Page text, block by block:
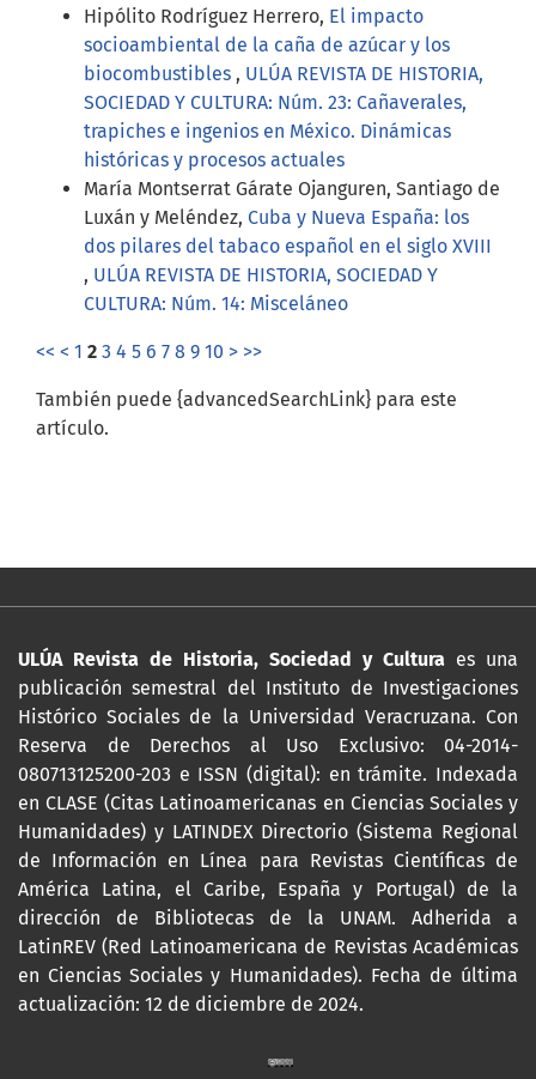
Hipólito Rodríguez Herrero, El impacto
socioambiental de la caña de azúcar y los
biocombustibles , ULÚA REVISTA DE HISTORIA,
SOCIEDAD Y CULTURA: Núm. 23: Cañaverales,
trapiches e ingenios en México. Dinámicas
históricas y procesos actuales
María Montserrat Gárate Ojanguren, Santiago de
Luxán y Meléndez, Cuba y Nueva España: los
dos pilares del tabaco español en el siglo XVIII
, ULÚA REVISTA DE HISTORIA, SOCIEDAD Y
CULTURA: Núm. 14: Misceláneo
<< < 1 2 3 4 5 6 7 8 9 10 > >>
También puede {advancedSearchLink} para este
artículo.
ULÚA Revista de Historia, Sociedad y Cultura es una
publicación semestral del Instituto de Investigaciones
Histórico Sociales de la Universidad Veracruzana. Con
Reserva de Derechos al Uso Exclusivo: 04-2014-
080713125200-203 e ISSN (digital): en trámite. Indexada
en CLASE (Citas Latinoamericanas en Ciencias Sociales y
Humanidades) y LATINDEX Directorio (Sistema Regional
de Información en Línea para Revistas Científicas de
América Latina, el Caribe, España y Portugal) de la
dirección de Bibliotecas de la UNAM. Adherida a
LatinREV (Red Latinoamericana de Revistas Académicas
en Ciencias Sociales y Humanidades). Fecha de última
actualización: 12 de diciembre de 2024.